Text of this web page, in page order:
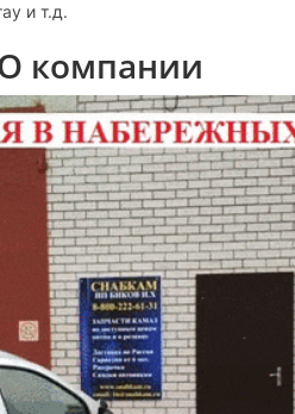
и т.д.
компании